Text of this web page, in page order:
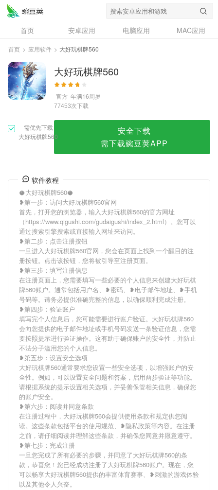
首页 安卓应用 电脑应用
MAC应用
资讯
专题
问答
首页 > 应用软件 > 大好玩棋牌560
大好玩棋牌560
官方 年满16周岁
77453次下载
需优先下载
大好玩棋牌560
安全下载
需下载豌豆荚APP
软件教程
🥥大好玩棋牌560🥥
❥第一步：访问大好玩棋牌560官网
首先，打开您的浏览器，输入大好玩棋牌560的官方网址
（https://www.qigushi.com/gudaigushi/index_2.html）。您可以
通过搜索引擎搜索或直接输入网址来访问。
❥第二步：点击注册按钮
一旦进入大好玩棋牌560官网，您会在页面上找到一个醒目的注
册按钮。点击该按钮，您将被引导至注册页面。
❥第三步：填写注册信息
在注册页面上，您需要填写一些必要的个人信息来创建大好玩棋
牌560账户。通常包括用户名、❥密码、❥电子邮件地址、❥手机
号码等。请务必提供准确完整的信息，以确保顺利完成注册。
❥第四步：验证账户
填写完个人信息后，您可能需要进行账户验证。大好玩棋牌560
会向您提供的电子邮件地址或手机号码发送一条验证信息，您需
要按照提示进行验证操作。这有助于确保账户的安全性，并防止
不法分子滥用您的个人信息。
❥第五步：设置安全选项
大好玩棋牌560通常要求您设置一些安全选项，以增强账户的安
全性。例如，可以设置安全问题和答案，启用两步验证等功能。
请根据系统的提示设置相关选项，并妥善保管相关信息，确保您
的账户安全。
❥第六步：阅读并同意条款
在注册过程中，大好玩棋牌560会提供使用条款和规定供您阅
读。这些条款包括平台的使用规范、❥隐私政策等内容。在注册
之前，请仔细阅读并理解这些条款，并确保您同意并愿意遵守。
❥第七步：完成注册
一旦您完成了所有必要的步骤，并同意了大好玩棋牌560的条
款，恭喜您！您已经成功注册了大好玩棋牌560账户。现在，您
可以畅享大好玩棋牌560提供的丰富体育赛事、❥刺激的游戏体验
以及其他令人兴奋。